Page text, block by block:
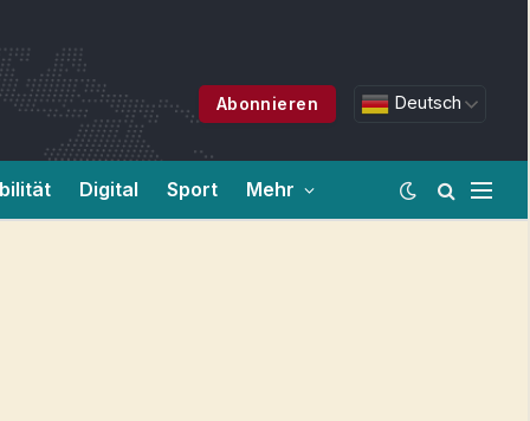
Abonnieren Deutsch
Digital Sport Mehr